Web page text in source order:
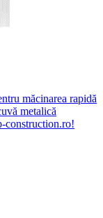
măcinarea rapidă
metalică
construction.ro!